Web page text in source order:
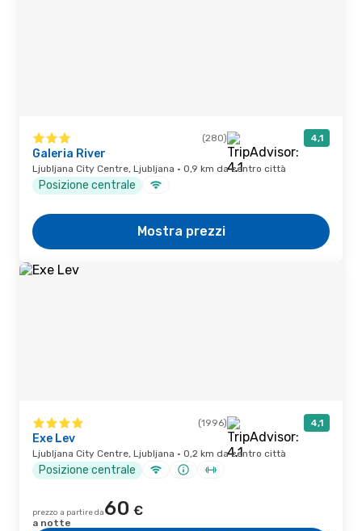
(280) 4,1
Galeria River
Ljubljana City Centre, Ljubljana · 0,9 km da centro città
Posizione centrale
Mostra prezzi
(1996) 4,1
Exe Lev
Ljubljana City Centre, Ljubljana · 0,2 km da centro città
Posizione centrale
prezzo a partire da60 €
a notte